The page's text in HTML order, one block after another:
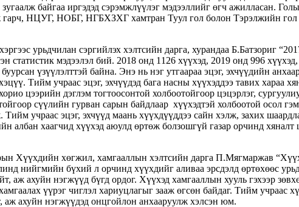
зугаалж байгаа иргэдэд сэрэмжлүүлэг мэдээллийг өгч ажилласан.
гарч, НЦУГ, НОБГ, НГБХЗХГ хамтран Туул гол болон Тэрэлжийн гол
урьдчилан сэргийлэх хэлтсийн дарга, хурандаа Б.Батзориг
статистик мэдээлэл бий. 2018 онд 1126 хүүхэд, 2019 онд 996
үзүүлэлттэй байна. Энэ нь нэг утгаараа эцэг, эхчүүдийн
Тийм учраас эцэг, эхчүүдэд бага насны хүүхэддээ тавих хараа
цээрийн дэглэм тогтоосонтой холбоотойгоор цэцэрлэг,
сүүлийн гурван сарын байдлаар хүүхэдтэй холбоотой осол
учраас эцэг, эхчүүд маань хүүхдүүддээ сайн хэлж, захих
албан хаагчид хүүхэд аюулд өртөж болзошгүй газар орчинд
Хүүхдийн хөгжил, хамгааллын хэлтсийн дарга П.Мягмаржав
нийгмийн бүхий л орчинд хүүхдийг аливаа эрсдэлд өртөхөөс
аж ахуйн нэгжүүд бүгд ордог. Хүүхэд хамгааллын хууль гэхээр
үүрэг чиглэл хариуцлагыг зааж өгсөн байдаг. Тийм учраас
ахуйн нэгжүүдэд онцгойлон анхааруулж хэлсэн юм.